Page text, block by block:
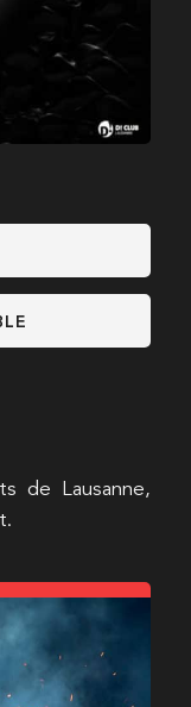
de Lausanne,